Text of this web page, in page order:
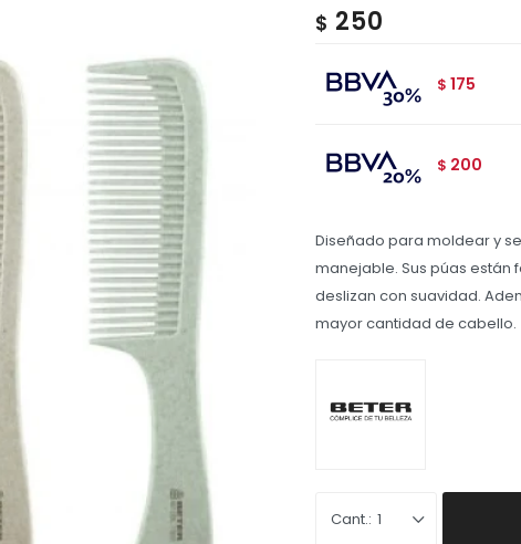
$ 250
$ 175
$ 200
Diseñado para moldear y
manejable. Sus púas están
deslizan con suavidad.
mayor cantidad de cabello.
1